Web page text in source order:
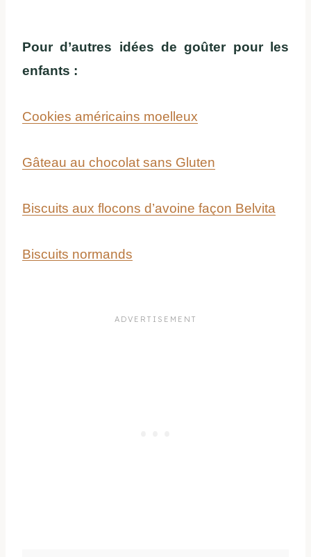
Pour d’autres idées de goûter pour les
enfants :
Cookies américains moelleux
Gâteau au chocolat sans Gluten
Biscuits aux flocons d’avoine façon Belvita
Biscuits normands